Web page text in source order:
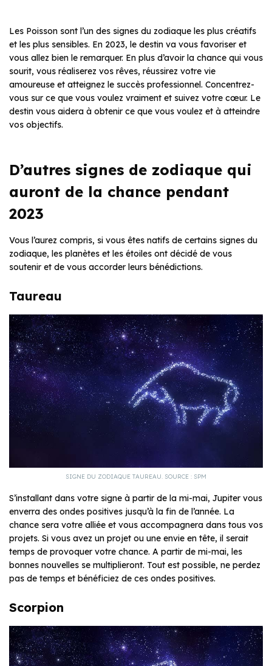
Les Poisson sont l’un des signes du zodiaque les plus créatifs
et les plus sensibles. En 2023, le destin va vous favoriser et
vous allez bien le remarquer. En plus d’avoir la chance qui vous
sourit, vous réaliserez vos rêves, réussirez votre vie
amoureuse et atteignez le succès professionnel. Concentrez-
vous sur ce que vous voulez vraiment et suivez votre cœur. Le
destin vous aidera à obtenir ce que vous voulez et à atteindre
vos objectifs.
D’autres signes de zodiaque qui
auront de la chance pendant
2023
Vous l’aurez compris, si vous êtes natifs de certains signes du
zodiaque, les planètes et les étoiles ont décidé de vous
soutenir et de vous accorder leurs bénédictions.
Taureau
SIGNE DU ZODIAQUE TAUREAU. SOURCE : SPM
S’installant dans votre signe à partir de la mi-mai, Jupiter vous
enverra des ondes positives jusqu’à la fin de l’année. La
chance sera votre alliée et vous accompagnera dans tous vos
projets. Si vous avez un projet ou une envie en tête, il serait
temps de provoquer votre chance. A partir de mi-mai, les
bonnes nouvelles se multiplieront. Tout est possible, ne perdez
pas de temps et bénéficiez de ces ondes positives.
Scorpion